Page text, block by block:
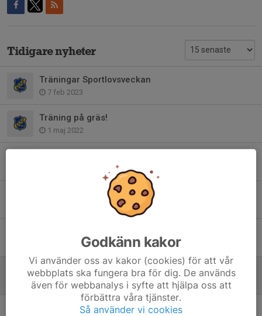
Tidigare nyheter
Träningar Sportlovsveckan
7 feb 2023
Träning på gräs!
1 maj 2022
Föreningspizzan
30 apr 2021
Digital spelarutbildning för PF 13-16 år
29 apr 2021
Supercamp Ryttarvallen 2021
Godkänn kakor
Vi använder oss av kakor (cookies) för att vår
webbplats ska fungera bra för dig. De används
även för webbanalys i syfte att hjälpa oss att
förbättra våra tjänster.
Så använder vi cookies